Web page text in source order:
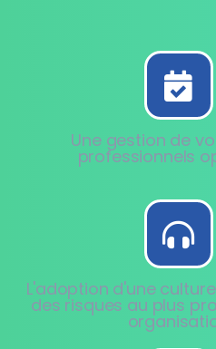
Une gestion de
professionnels
L'adoption d'une
des risques au plus